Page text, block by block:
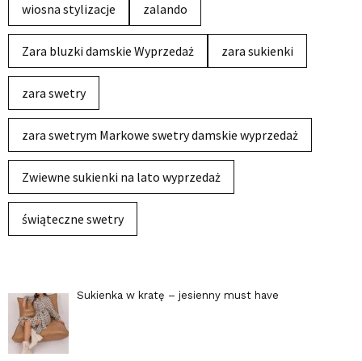
wiosna stylizacje zalando
Zara bluzki damskie Wyprzedaż zara sukienki
zara swetry
zara swetrym Markowe swetry damskie wyprzedaż
Zwiewne sukienki na lato wyprzedaż
świąteczne swetry
Sukienka w kratę – jesienny must have